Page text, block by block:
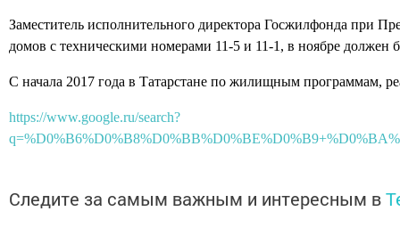
Заместитель исполнительного директора Госжилфонда при
домов с техническими номерами 11-5 и 11-1, в ноябре должен
С начала 2017 года в Татарстане по жилищным программам,
https://www.google.ru/search?
Следите за самым важным и интересным в